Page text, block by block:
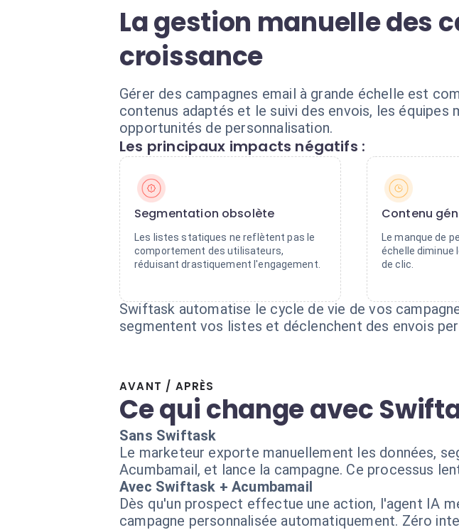
La gestion manuelle des
croissance
Gérer des campagnes email à grande échelle est
contenus adaptés et le suivi des envois, les
opportunités de personnalisation.
Les principaux impacts négatifs :
Segmentation obsolète
Les listes statiques ne reflètent pas le
comportement des utilisateurs,
réduisant drastiquement l'engagement.
Contenu
Le manque de
échelle diminue
de clic.
Swiftask automatise le cycle de vie de vos
segmentent vos listes et déclenchent des envois
AVANT / APRÈS
Ce qui change avec
Sans Swiftask
Le marketeur exporte manuellement les données,
Acumbamail, et lance la campagne. Ce processus
Avec Swiftask + Acumbamail
Dès qu'un prospect effectue une action, l'agent IA
campagne personnalisée automatiquement. Zéro